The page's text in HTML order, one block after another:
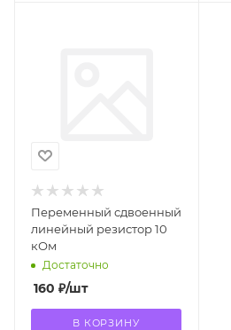
Переменный сдвоенный
линейный резистор 10
кОм
Достаточно
160 ₽/шт
В КОРЗИНУ